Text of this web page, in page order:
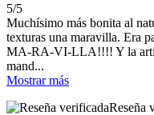
5/5
Muchísimo más bonita al
texturas una maravilla. Era
MA-RA-VI-LLA!!!! Y la
mand...
Mostrar más
Reseña